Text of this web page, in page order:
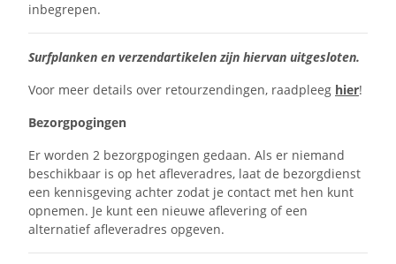
inbegrepen.
Surfplanken en verzendartikelen zijn hiervan uitgesloten.
Voor meer details over retourzendingen, raadpleeg hier!
Bezorgpogingen
Er worden 2 bezorgpogingen gedaan. Als er niemand
beschikbaar is op het afleveradres, laat de bezorgdienst
een kennisgeving achter zodat je contact met hen kunt
opnemen. Je kunt een nieuwe aflevering of een
alternatief afleveradres opgeven.